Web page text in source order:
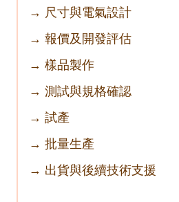
→ 尺寸與電氣設計
→ 報價及開發評估
→ 樣品製作
→ 測試與規格確認
→ 試產
→ 批量生產
→ 出貨與後續技術支援